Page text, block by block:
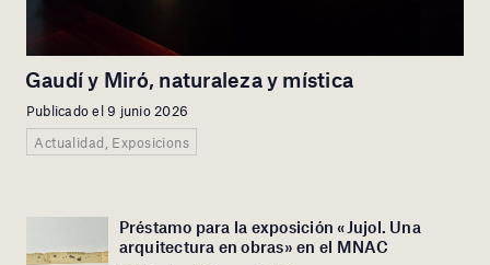
Gaudí y Miró, naturaleza y mística
Publicado el 9 junio 2026
Actualidad, Exposicions
Préstamo para la exposición «Jujol. Una
arquitectura en obras» en el MNAC